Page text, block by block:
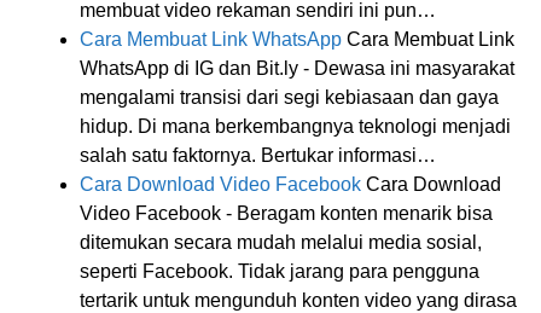
membuat video rekaman sendiri ini pun…
Cara Membuat Link WhatsApp Cara Membuat Link
WhatsApp di IG dan Bit.ly - Dewasa ini masyarakat
mengalami transisi dari segi kebiasaan dan gaya
hidup. Di mana berkembangnya teknologi menjadi
salah satu faktornya. Bertukar informasi…
Cara Download Video Facebook Cara Download
Video Facebook - Beragam konten menarik bisa
ditemukan secara mudah melalui media sosial,
seperti Facebook. Tidak jarang para pengguna
tertarik untuk mengunduh konten video yang dirasa